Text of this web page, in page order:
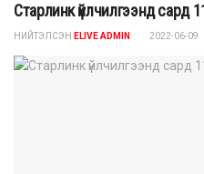
Старлинк үйлчилгээнд сард
НИЙТЭЛСЭН ELIVE ADMIN 2022-06-09